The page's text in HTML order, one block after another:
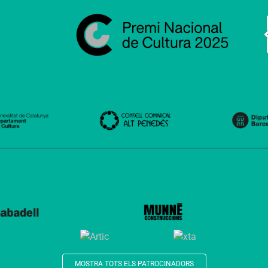
MOSTRA TOTS ELS PATROCINADORS